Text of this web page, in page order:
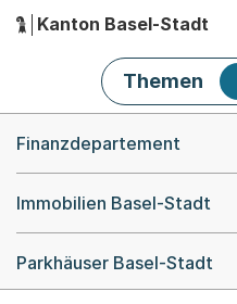
Hauptnavigation
Kanton Basel-Stadt
Themen
Finanzdepartement
Immobilien Basel-Stadt
Parkhäuser Basel-Stadt